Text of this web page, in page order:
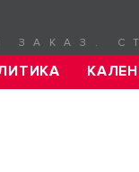
ЗАКАЗ.